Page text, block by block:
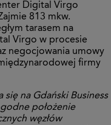
Digital Virgo
813 mkw.
tarasem na
Virgo w procesie
negocjowania umowy
firmy
na Gdański Business
położenie
węzłów